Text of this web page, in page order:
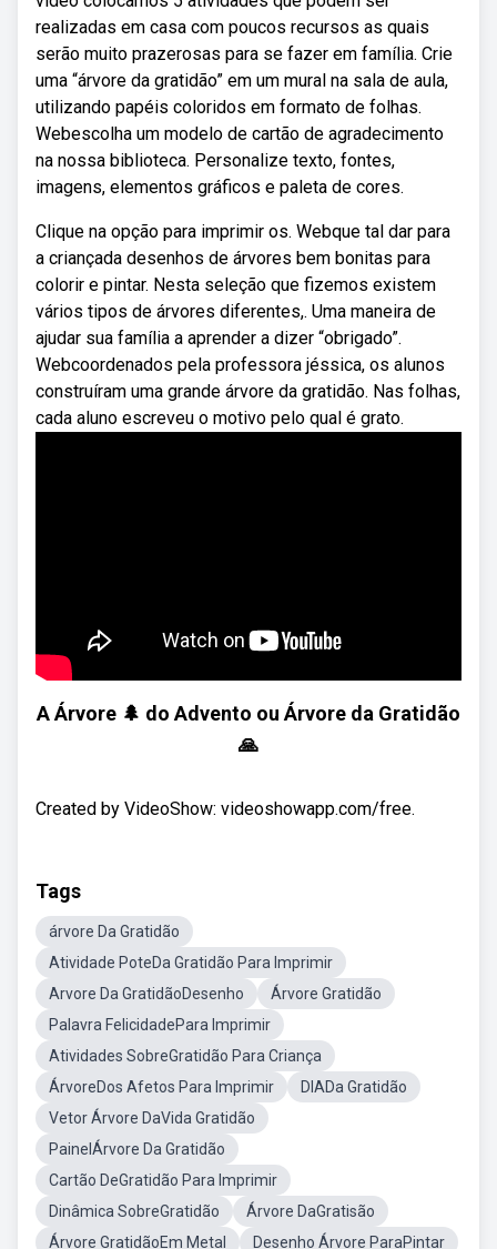
realizadas em casa com poucos recursos as quais
serão muito prazerosas para se fazer em família. Crie
uma “árvore da gratidão” em um mural na sala de aula,
utilizando papéis coloridos em formato de folhas.
Webescolha um modelo de cartão de agradecimento
na nossa biblioteca. Personalize texto, fontes,
imagens, elementos gráficos e paleta de cores.
Clique na opção para imprimir os. Webque tal dar para
a criançada desenhos de árvores bem bonitas para
colorir e pintar. Nesta seleção que fizemos existem
vários tipos de árvores diferentes,. Uma maneira de
ajudar sua família a aprender a dizer “obrigado”.
Webcoordenados pela professora jéssica, os alunos
construíram uma grande árvore da gratidão. Nas folhas,
cada aluno escreveu o motivo pelo qual é grato.
A Árvore 🌲 do Advento ou Árvore da Gratidão
🙏
Created by VideoShow: videoshowapp.com/free.
Tags
árvore Da Gratidão
Atividade PoteDa Gratidão Para Imprimir
Arvore Da GratidãoDesenho
Árvore Gratidão
Palavra FelicidadePara Imprimir
Atividades SobreGratidão Para Criança
ÁrvoreDos Afetos Para Imprimir
DIADa Gratidão
Vetor Árvore DaVida Gratidão
PainelÁrvore Da Gratidão
Cartão DeGratidão Para Imprimir
Dinâmica SobreGratidão
Árvore DaGratisão
Árvore GratidãoEm Metal
Desenho Árvore ParaPintar